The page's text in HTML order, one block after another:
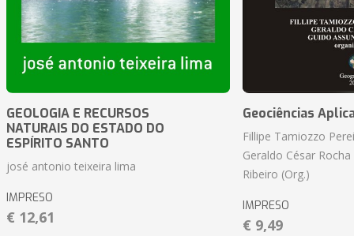
GEOLOGIA E RECURSOS
NATURAIS DO ESTADO DO
ESPÍRITO SANTO
josé antonio teixeira lima
IMPRESO
€ 12,61
Geociências
Fillipe Tamiozzo
Geraldo César
Ribeiro (Org.)
IMPRESO
€ 9,49